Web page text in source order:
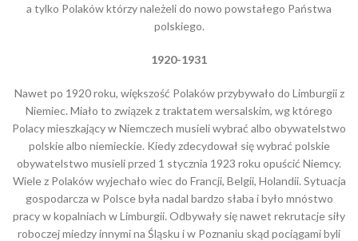
a tylko Polaków którzy należeli do nowo powstałego Państwa
polskiego.
1920-1931
Nawet po 1920 roku, większość Polaków przybywało do Limburgii z
Niemiec. Miało to związek z traktatem wersalskim, wg którego
Polacy mieszkający w Niemczech musieli wybrać albo obywatelstwo
polskie albo niemieckie. Kiedy zdecydował się wybrać polskie
obywatelstwo musieli przed 1 stycznia 1923 roku opuścić Niemcy.
Wiele z Polaków wyjechało wiec do Francji, Belgii, Holandii. Sytuacja
gospodarcza w Polsce była nadal bardzo słaba i było mnóstwo
pracy w kopalniach w Limburgii. Odbywały się nawet rekrutacje siły
roboczej miedzy innymi na Śląsku i w Poznaniu skąd pociągami byli